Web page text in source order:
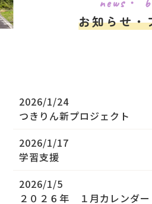
news・
お知らせ・
2026/1/24
つきりん新プロジェクト
2026/1/17
学習支援
2026/1/5
２０２６年 １月カレンダー